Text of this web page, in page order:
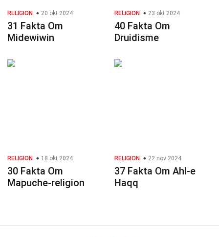
RELIGION 20 okt 2024
31 Fakta Om
Midewiwin
RELIGION 23 okt 2024
40 Fakta Om
Druidisme
RELIGION 18 okt 2024
30 Fakta Om
Mapuche-religion
RELIGION 22 nov 2024
37 Fakta Om Ahl-e
Haqq